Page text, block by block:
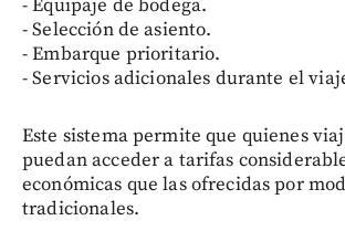
- Equipaje de bodega.
- Selección de asiento.
- Embarque prioritario.
- Servicios adicionales durante el
Este sistema permite que quienes
puedan acceder a tarifas
económicas que las ofrecidas por
tradicionales.